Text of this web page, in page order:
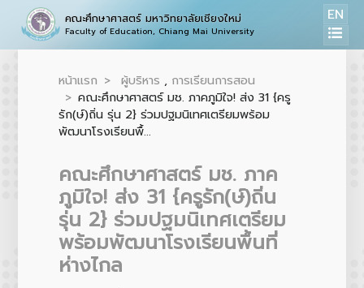
คณะศึกษาศาสตร์ มหาวิทยาลัยเชียงใหม่
Faculty of Education, Chiang Mai University
EN
หน้าแรก ผู้บริหาร , การเรียนการสอน
คณะศึกษาศาสตร์ มช. ภาคภูมิใจ! ส่ง 31 {ครู
รัก(ษ์)ถิ่น รุ่น 2} ร่วมปฐมนิเทศเตรียมพร้อม
พัฒนาโรงเรียนพื้...
คณะศึกษาศาสตร์ มช. ภาค
ภูมิใจ! ส่ง 31 {ครูรัก(ษ์)ถิ่น
รุ่น 2} ร่วมปฐมนิเทศเตรียม
พร้อมพัฒนาโรงเรียนพื้นที่
ห่างไกล